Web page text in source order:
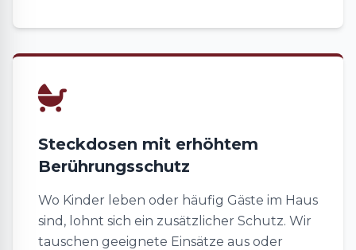
Steckdosen mit erhöhtem
Berührungsschutz
Wo Kinder leben oder häufig Gäste im Haus
sind, lohnt sich ein zusätzlicher Schutz. Wir
tauschen geeignete Einsätze aus oder